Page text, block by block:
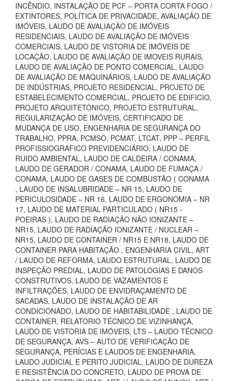
INCÊNDIO, INSTALAÇÃO DE PCF – PORTA CORTA FOGO /
EXTINTORES, POLÍTICA DE PRIVACIDADE, AVALIAÇÃO DE
IMÓVEIS, LAUDO DE AVALIAÇÃO DE IMÓVEIS
RESIDENCIAIS, LAUDO DE AVALIAÇÃO DE IMÓVEIS
COMERCIAIS, LAUDO DE VISTORIA DE IMÓVEIS DE
LOCAÇÃO, LAUDO DE AVALIAÇÃO DE IMOVEIS RURAIS,
LAUDO DE AVALIAÇÃO DE PONTO COMERCIAL, LAUDO
DE AVALIAÇÃO DE MAQUINÁRIOS, LAUDO DE AVALIAÇÃO
DE INDÚSTRIAS, PROJETO RESIDENCIAL, PROJETO DE
ESTABELECIMENTO COMERCIAL, PROJETO DE EDIFICIO,
PROJETO ARQUITETÔNICO, PROJETO ESTRUTURAL,
REGULARIZAÇÃO DE IMÓVEIS, CERTIFICADO DE
MUDANÇA DE USO, ENGENHARIA DE SEGURANÇA DO
TRABALHO, PPRA, PCMSO, PCMAT, LTCAT, PPP – PERFIL
PROFISSIOGRAFICO PREVIDENCIÁRIO, LAUDO DE
RUIDO AMBIENTAL, LAUDO DE CALDEIRA / CONAMA,
LAUDO DE GERADOR / CONAMA, LAUDO DE FUMAÇA /
CONAMA, LAUDO DE GASES DE COMBUSTÃO ( CONAMA
, LAUDO DE INSALUBRIDADE – NR 15, LAUDO DE
PERICULOSIDADE – NR 16, LAUDO DE ERGONOMIA – NR
17, LAUDO DE MATERIAL PARTICULADO ( NR15 -
POEIRAS ), LAUDO DE RADIAÇÃO NÃO IONIZANTE –
NR15, LAUDO DE RADIAÇÃO IONIZANTE / NUCLEAR –
NR15, LAUDO DE CONTAINER / NR15 E NR18, LAUDO DE
CONTAINER PARA HABITAÇÃO , ENGENHARIA CIVIL, ART
/ LAUDO DE REFORMA, LAUDO ESTRUTURAL, LAUDO DE
INSPEÇÃO PREDIAL, LAUDO DE PATOLOGIAS E DANOS
CONSTRUTIVOS, LAUDO DE VAZAMENTOS E
INFILTRAÇÕES, LAUDO DE ENVIDRAÇAMENTO DE
SACADAS, LAUDO DE INSTALAÇÃO DE AR
CONDICIONADO, LAUDO DE HABITABILIDADE , LAUDO DE
CONTAINER, RELATORIO TÉCNICO DE VIZINHANÇA,
LAUDO DE VISTORIA DE IMÓVEIS, LTS – LAUDO TÉCNICO
DE SEGURANÇA, AVS – AUTO DE VERIFICAÇÃO DE
SEGURANÇA, PERÍCIAS E LAUDOS DE ENGENHARIA,
LAUDO JUDICIAL E PERITO JUDICIAL, LAUDO DE DUREZA
E RESISTÊNCIA DO CONCRETO, LAUDO DE PROVA DE